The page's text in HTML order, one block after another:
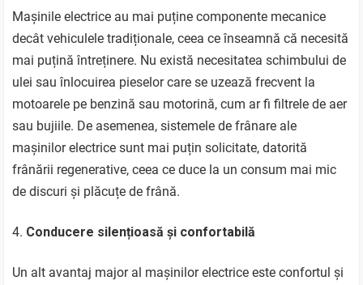
Mașinile electrice au mai puține componente mecanice
decât vehiculele tradiționale, ceea ce înseamnă că necesită
mai puțină întreținere. Nu există necesitatea schimbului de
ulei sau înlocuirea pieselor care se uzează frecvent la
motoarele pe benzină sau motorină, cum ar fi filtrele de aer
sau bujiile. De asemenea, sistemele de frânare ale
mașinilor electrice sunt mai puțin solicitate, datorită
frânării regenerative, ceea ce duce la un consum mai mic
de discuri și plăcuțe de frână.
Conducere silențioasă și confortabilă
Un alt avantaj major al mașinilor electrice este confortul și